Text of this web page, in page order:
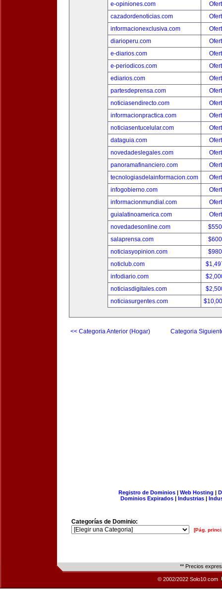
e-opiniones.com
cazadordenoticias.com
informacionexclusiva.com
diarioperu.com
e-diarios.com
e-periodicos.com
ediarios.com
partesdeprensa.com
noticiasendirecto.com
informacionpractica.com
noticiasentucelular.com
dataguia.com
novedadeslegales.com
panoramafinanciero.com
tecnologiasdelainformacion.com
infogobierno.com
informacionmundial.com
guialatinoamerica.com
novedadesonline.com
salaprensa.com
noticiasyopinion.com
noticlub.com
infodiario.com
noticiasdigitales.com
noticiasurgentes.com
<< Categoria Anterior (Hogar) Categoria
Registro de Dominios| Web Hosting |
Dominios Expirados | Industrias |
Categorías de Dominio:
[Pág.
** Precios
© 2002/2022 Solo10.com